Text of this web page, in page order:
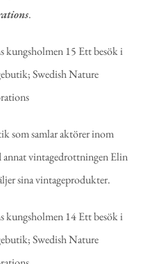
.
som samlar aktörer inom
annat vintagedrottningen Elin
sina vintageprodukter.